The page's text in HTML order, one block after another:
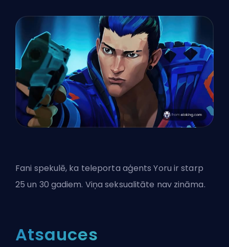
Fani spekulē, ka teleporta aģents Yoru ir starp
25 un 30 gadiem. Viņa seksualitāte nav zināma.
Atsauces